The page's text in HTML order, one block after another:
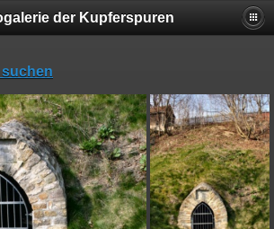
der Kupferspuren
suchen